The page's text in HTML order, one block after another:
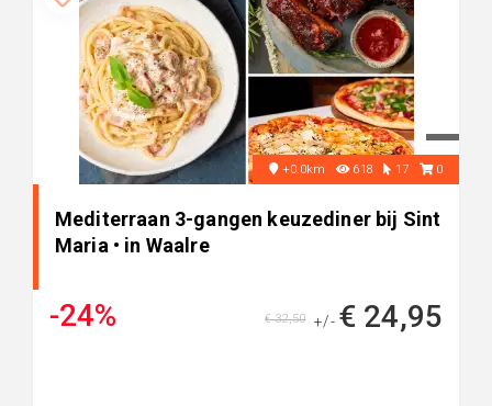
+0.0km 618 17 0
Mediterraan 3-gangen keuzediner bij Sint
Maria • in Waalre
-24% +/- € 24,95
€ 32,50